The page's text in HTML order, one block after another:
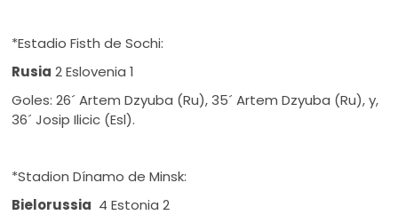
*Estadio Fisth de Sochi:
Rusia 2 Eslovenia 1
Goles: 26´ Artem Dzyuba (Ru), 35´ Artem Dzyuba (Ru), y,
36´ Josip Ilicic (Esl).
*Stadion Dínamo de Minsk:
Bielorussia 4 Estonia 2